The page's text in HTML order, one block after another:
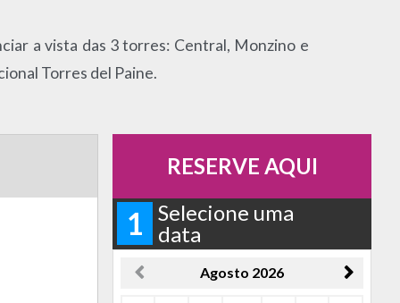
a vista das 3 torres: Central, Monzino e
Torres del Paine.
RESERVE AQUI
1
Selecione uma
data
Agosto 2026